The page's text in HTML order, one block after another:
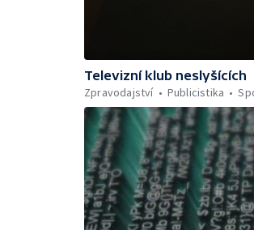
Televizní klub neslyšících
Zpravodajství
Publicistika